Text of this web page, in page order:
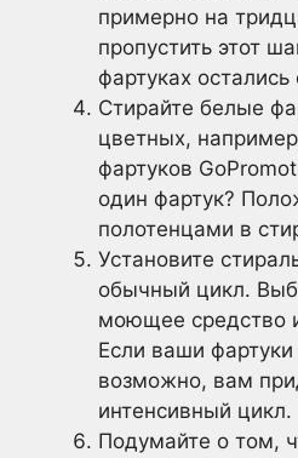
примерно на
пропустить этот
фартуках
Стирайте белые
цветных,
фартуков
один фартук?
полотенцами в
Установите
обычный цикл.
моющее средство
Если ваши
возможно, вам
интенсивный цикл.
Подумайте о том,